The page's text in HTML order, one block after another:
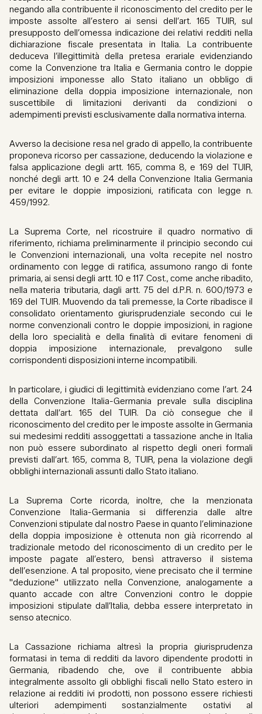
negando alla contribuente il riconoscimento del credito per le
imposte assolte all’estero ai sensi dell’art. 165 TUIR, sul
presupposto dell’omessa indicazione dei relativi redditi nella
dichiarazione fiscale presentata in Italia. La contribuente
deduceva l’illegittimità della pretesa erariale evidenziando
come la Convenzione tra Italia e Germania contro le doppie
imposizioni imponesse allo Stato italiano un obbligo di
eliminazione della doppia imposizione internazionale, non
suscettibile di limitazioni derivanti da condizioni o
adempimenti previsti esclusivamente dalla normativa interna.
Avverso la decisione resa nel grado di appello, la contribuente
proponeva ricorso per cassazione, deducendo la violazione e
falsa applicazione degli artt. 165, comma 8, e 169 del TUIR,
nonché degli artt. 10 e 24 della Convenzione Italia Germania
per evitare le doppie imposizioni, ratificata con legge n.
459/1992.
La Suprema Corte, nel ricostruire il quadro normativo di
riferimento, richiama preliminarmente il principio secondo cui
le Convenzioni internazionali, una volta recepite nel nostro
ordinamento con legge di ratifica, assumono rango di fonte
primaria, ai sensi degli artt. 10 e 117 Cost., come anche ribadito,
nella materia tributaria, dagli artt. 75 del d.P.R. n. 600/1973 e
169 del TUIR. Muovendo da tali premesse, la Corte ribadisce il
consolidato orientamento giurisprudenziale secondo cui le
norme convenzionali contro le doppie imposizioni, in ragione
della loro specialità e della finalità di evitare fenomeni di
doppia imposizione internazionale, prevalgono sulle
corrispondenti disposizioni interne incompatibili.
In particolare, i giudici di legittimità evidenziano come l’art. 24
della Convenzione Italia-Germania prevale sulla disciplina
dettata dall’art. 165 del TUIR. Da ciò consegue che il
riconoscimento del credito per le imposte assolte in Germania
sui medesimi redditi assoggettati a tassazione anche in Italia
non può essere subordinato al rispetto degli oneri formali
previsti dall’art. 165, comma 8, TUIR, pena la violazione degli
obblighi internazionali assunti dallo Stato italiano.
La Suprema Corte ricorda, inoltre, che la menzionata
Convenzione Italia-Germania si differenzia dalle altre
Convenzioni stipulate dal nostro Paese in quanto l’eliminazione
della doppia imposizione è ottenuta non già ricorrendo al
tradizionale metodo del riconoscimento di un credito per le
imposte pagate all’estero, bensì attraverso il sistema
dell’esenzione. A tal proposito, viene precisato che il termine
"deduzione" utilizzato nella Convenzione, analogamente a
quanto accade con altre Convenzioni contro le doppie
imposizioni stipulate dall’Italia, debba essere interpretato in
senso atecnico.
La Cassazione richiama altresì la propria giurisprudenza
formatasi in tema di redditi da lavoro dipendente prodotti in
Germania, ribadendo che, ove il contribuente abbia
integralmente assolto gli obblighi fiscali nello Stato estero in
relazione ai redditi ivi prodotti, non possono essere richiesti
ulteriori adempimenti sostanzialmente ostativi al